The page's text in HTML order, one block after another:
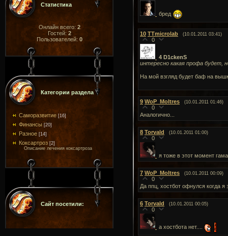
Статистика
Онлайн всего: 2
Гостей: 2
Пользователей: 0
Категории раздела
Саморазвитие [16]
Финансы [20]
Разное [14]
Коксартроз [2]
Описание лечения коксартроза
Сайт посетили:
бред
10 TTmicrolab (10.01.2011 03:41)
0
4 D1ckenS
интересно какая профа будет,
На мой взгляд будет баф на
9 WoP_Moltres (10.01.2011 01:46)
0
Аналогично...
8 Torvald (10.01.2011 01:00)
0
я тоже в этот момент
7 WoP_Moltres (10.01.2011 00:09)
0
Да ппц, хостбот офнулся когда я
6 Torvald (10.01.2011 00:05)
0
а хостбота нет....